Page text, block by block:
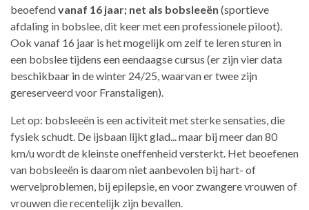
beoefendvanaf 16 jaar; net als bobsleeën (sportieve
afdaling in bobslee, dit keer met een professionele piloot).
Ook vanaf 16 jaar is het mogelijk om zelf te leren sturen in
een bobslee tijdens een eendaagse cursus (er zijn vier data
beschikbaar in de winter 24/25, waarvan er twee zijn
gereserveerd voor Franstaligen).
Let op: bobsleeën is een activiteit met sterke sensaties, die
fysiek schudt. De ijsbaan lijkt glad... maar bij meer dan 80
km/u wordt de kleinste oneffenheid versterkt. Het beoefenen
van bobsleeën is daarom niet aanbevolen bij hart- of
wervelproblemen, bij epilepsie, en voor zwangere vrouwen of
vrouwen die recentelijk zijn bevallen.